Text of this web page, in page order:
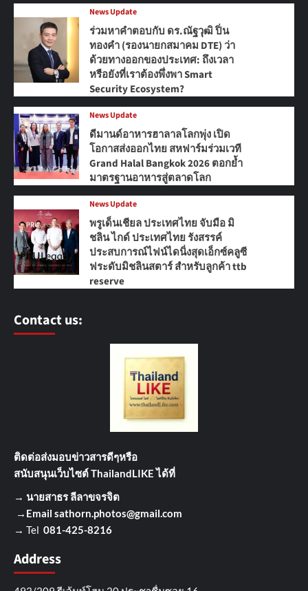
News Update
ร่วมหาคำตอบกับ ดร.ณัฐวุฒิ ปิ่น
ทองคำ (รองนายกสมาคม DTE) ว่า
ด้วยทางออกของประเทศ: ถึงเวลา
หรือยังที่เราต้องพึ่งพา Smart
Security Ecosystem?
News Update
ดีมานด์อาหารฮาลาลโลกพุ่ง เปิด
โอกาสส่งออกไทย สหฟาร์มร่วมเวที
Grand Halal Bangkok 2026 ตอกย้ำ
มาตรฐานอาหารสู่ตลาดโลก
News Update
พรูเด็นเชียล ประเทศไทย จับมือ มิ
ชลิน ไกด์ ประเทศไทย รังสรรค์
ประสบการณ์ไฟน์ไดนิ่งสุดเอ็กซ์คลูซี
ฟระดับมิชลินสตาร์ สำหรับลูกค้า ttb
reserve
Contact us:
ติดต่อส่งมอบข่าวสารดีๆหรือ
สนับสนุนเว็บไซต์ ThailandLIKE ได้ที่
→ นายสาธร ลีลาขจรจิต
→Email sathorn.photos@gmail.com
→ Tel 081-425-8216
Address